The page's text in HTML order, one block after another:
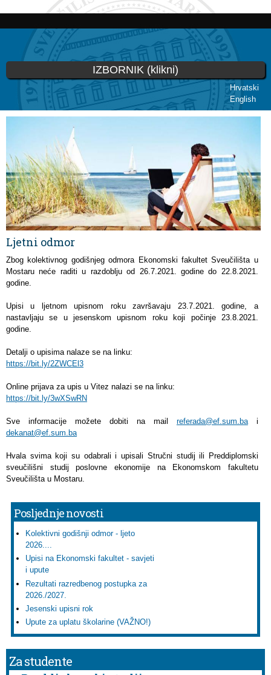
Skoči
glavni
sadržaj
Hrvatski
English
IZBORNIK (klikni)
Vi ste ovdje
Ljetni odmor
Zbog kolektivnog godišnjeg odmora Ekonomski fakultet Sveučilišta u
Mostaru neće raditi u razdobljuod 26.7.2021. godine do 22.8.2021.
godine.
Upisi u ljetnom upisnom roku završavaju 23.7.2021. godine, a
nastavljaju se u jesenskom upisnom roku koji počinje 23.8.2021.
godine.
Detalji o upisima nalaze se na linku:
https://bit.ly/2ZWCEl3
Online prijava za upis u Vitez nalazi se na linku:
https://bit.ly/3wXSwRN
Sve informacije možete dobiti na mail referada@ef.sum.bai
dekanat@ef.sum.ba
Hvala svima koji su odabrali i upisali Stručni studij ili Preddiplomski
sveučilišni studij poslovne ekonomije na Ekonomskom fakultetu
Sveučilišta u Mostaru.
Posljednje novosti
Kolektivni godišnji odmor - ljeto
2026....
Upisi na Ekonomski fakultet - savjeti
i upute
Rezultati razredbenog postupka za
2026./2027.
Jesenski upisni rok
Upute za uplatu školarine (VAŽNO!)
Za studente